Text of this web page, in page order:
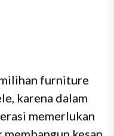
furniture
karena dalam
memerlukan